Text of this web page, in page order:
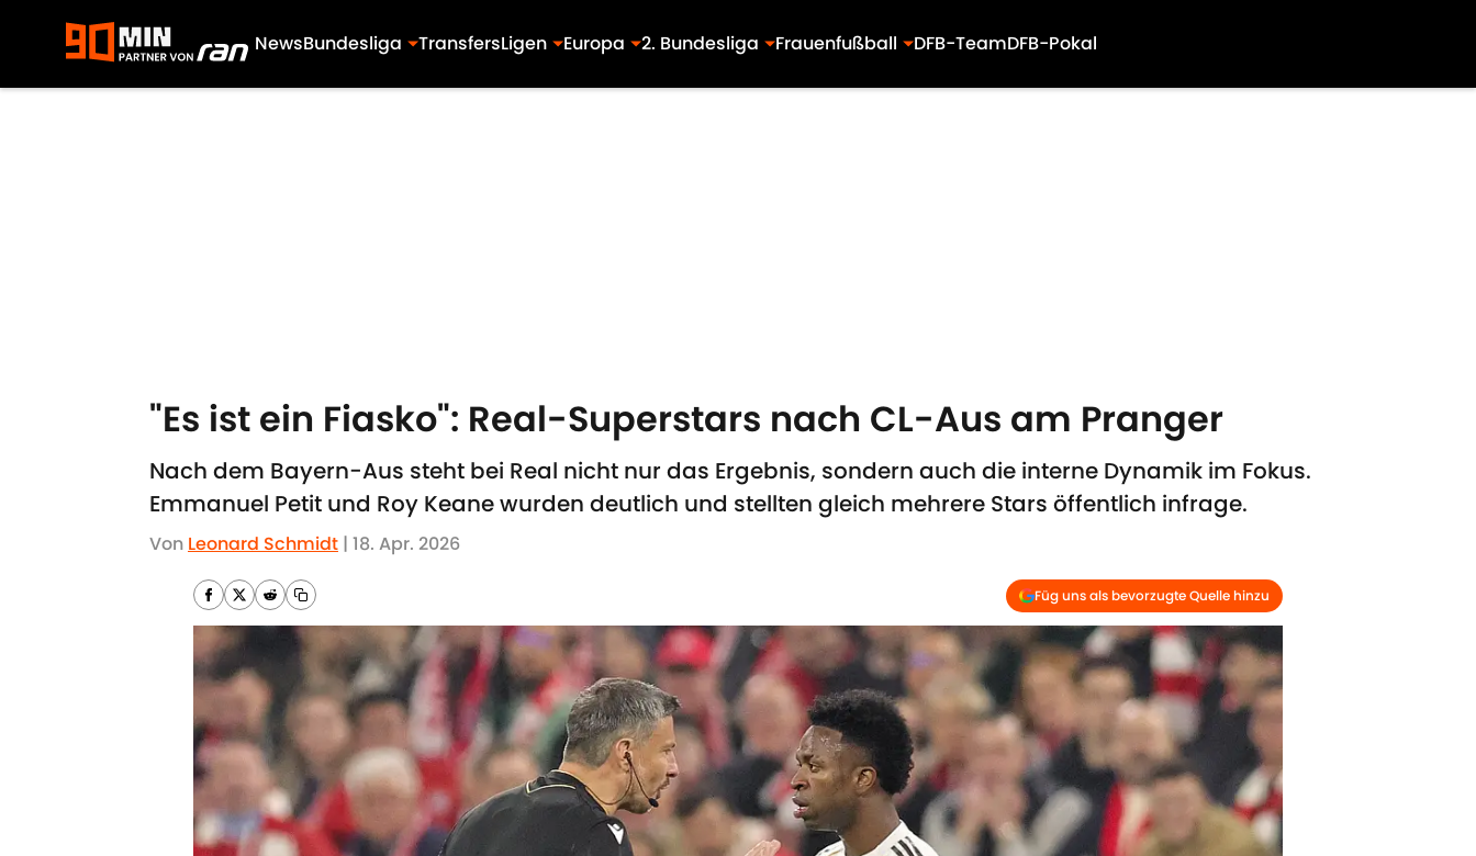
NewsBundesliga TransfersLigen Europa 2. Bundesliga Frauenfußball DFB-TeamDFB-Pokal
"Es ist ein Fiasko": Real-Superstars nach CL-Aus am Pranger
Nach dem Bayern-Aus steht bei Real nicht nur das Ergebnis, sondern auch die interne Dynamik im Fokus.
Emmanuel Petit und Roy Keane wurden deutlich und stellten gleich mehrere Stars öffentlich infrage.
Von Leonard Schmidt | 18. Apr. 2026
Füg uns als bevorzugte Quelle hinzu